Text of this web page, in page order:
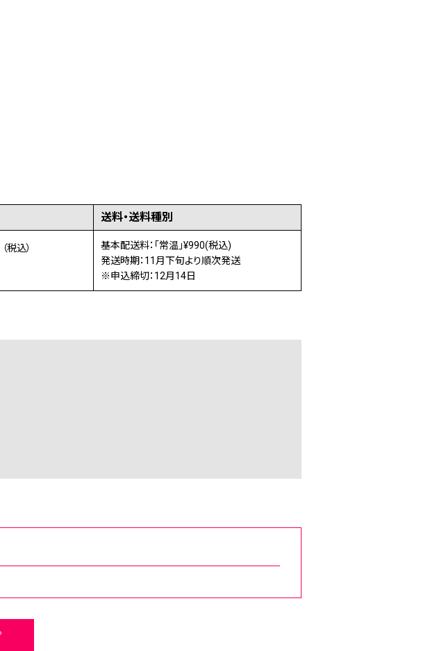
送料・送料種別
（税込）
基本配送料：「常温」¥990(税込)
発送時期：11月下旬より順次発送
※申込締切：12月14日